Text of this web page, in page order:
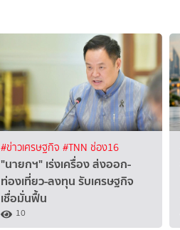
#ข่าวเศรษฐกิจ #TNN ช่อง16
"นายกฯ" เร่งเครื่อง ส่งออก-
ท่องเที่ยว-ลงทุน รับเศรษฐกิจ
เชื่อมั่นฟื้น
10